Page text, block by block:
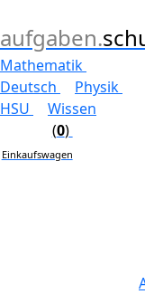
aufgaben.
Mathematik
Deutsch
Physik
HSU
Wissen
(0)
Einkaufswagen